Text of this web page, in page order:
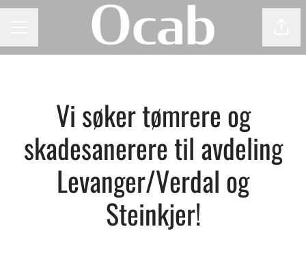
Vi søker tømrere og
skadesanerere til avdeling
Levanger/Verdal og
Steinkjer!